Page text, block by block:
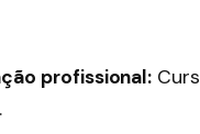
profissional: